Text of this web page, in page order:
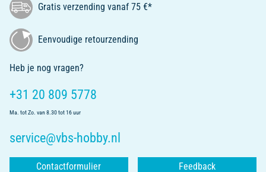
Gratis verzending vanaf 75 €*
Eenvoudige retourzending
Heb je nog vragen?
+31 20 809 5778
Ma. tot Zo. van 8.30 tot 16 uur
service@vbs-hobby.nl
Contactformulier Feedback